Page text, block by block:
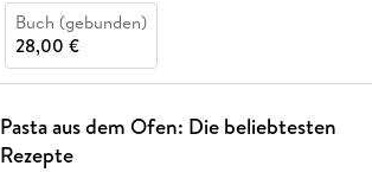
Buch (gebunden)
28,00 €
Pasta aus dem Ofen: Die beliebtesten
Rezepte